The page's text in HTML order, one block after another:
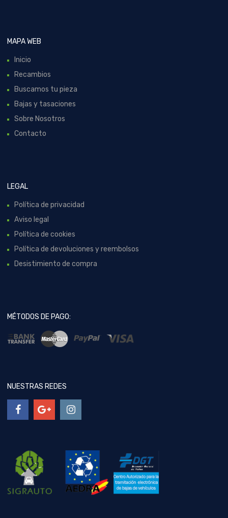
MAPA WEB
Inicio
Recambios
Buscamos tu pieza
Bajas y tasaciones
Sobre Nosotros
Contacto
LEGAL
Política de privacidad
Aviso legal
Política de cookies
Política de devoluciones y reembolsos
Desistimiento de compra
MÉTODOS DE PAGO:
NUESTRAS REDES